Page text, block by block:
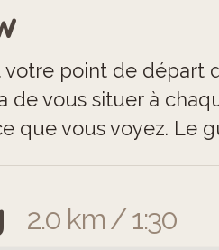
votre point de départ
de vous situer à
que vous voyez. Le
2.0 km / 1:30